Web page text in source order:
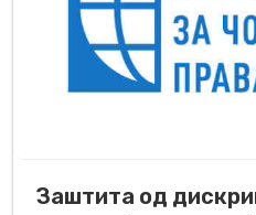
Заштита од